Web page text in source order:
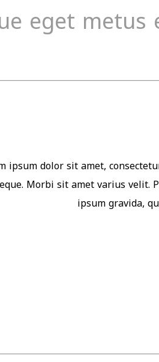
eget
ipsum dolor sit amet,
Morbi sit amet varius velit.
ipsum gravida,